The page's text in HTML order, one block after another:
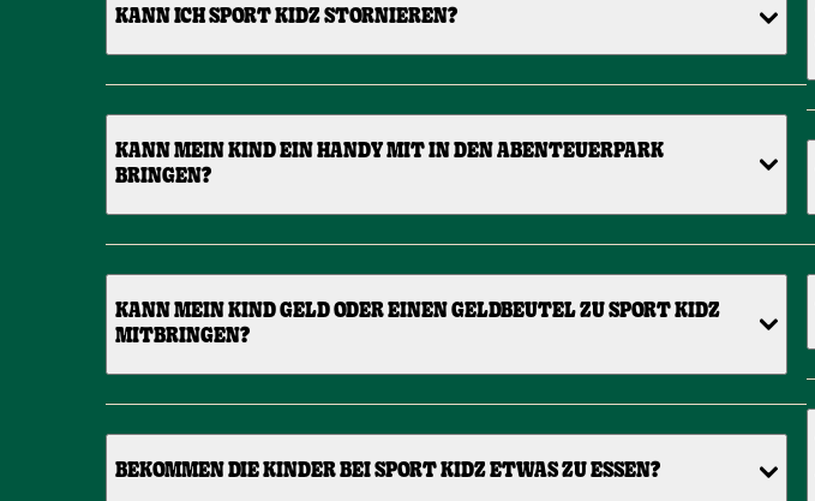
KANN ICH SPORT KIDZ STORNIEREN?
KANN MEIN KIND EIN HANDY MIT IN DEN ABENTEUERPARK
BRINGEN?
KANN MEIN KIND GELD ODER EINEN GELDBEUTEL ZU SPORT KIDZ
MITBRINGEN?
BEKOMMEN DIE KINDER BEI SPORT KIDZ ETWAS ZU ESSEN?